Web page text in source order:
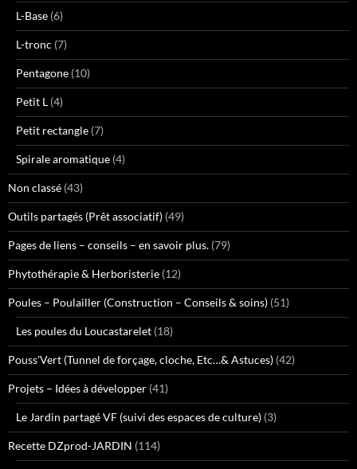
L-Base (6)
L-tronc (7)
Pentagone (10)
Petit L (4)
Petit rectangle (7)
Spirale aromatique (4)
Non classé (43)
Outils partagés (Prêt associatif) (49)
Pages de liens – conseils – en savoir plus. (79)
Phytothérapie & Herboristerie (12)
Poules – Poulailler (Construction – Conseils & soins) (51)
Les poules du Loucastarelet (18)
Pouss'Vert (Tunnel de forçage, cloche, Etc…& Astuces) (42)
Projets – Idées à développer (41)
Le Jardin partagé VF (suivi des espaces de culture) (3)
Recette DZprod-JARDIN (114)